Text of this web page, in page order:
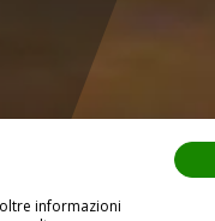
informazioni